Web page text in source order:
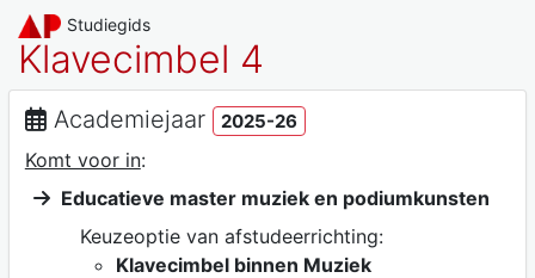
Studiegids
Klavecimbel 4
Academiejaar 2025-26
Komt voor in:
Educatieve master muziek en podiumkunsten
Keuzeoptie van afstudeerrichting:
Klavecimbel binnen Muziek